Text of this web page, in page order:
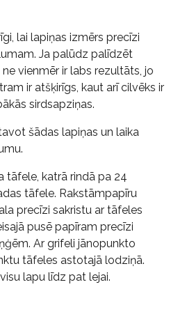
lai lapiņas izmērs precīzi
Ja palūdz palīdzēt
vienmēr ir labs rezultāts, jo
ir atšķirīgs, kaut arī cilvēks ir
sirdsapziņas.
šādas lapiņas un laika
tāfele, katrā rindā pa 24
tāfele. Rakstāmpapīru
precīzi sakristu ar tāfeles
pusē papīram precīzi
Ar grifeli jānopunkto
tāfeles astotajā lodziņā.
lapu līdz pat lejai.